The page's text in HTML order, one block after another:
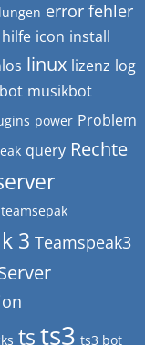
error fehler
hilfe icon install
linux lizenz log
musikbot
power Problem
query Rechte
teamsepak
3 Teamspeak3
tsts3 ts3 bot